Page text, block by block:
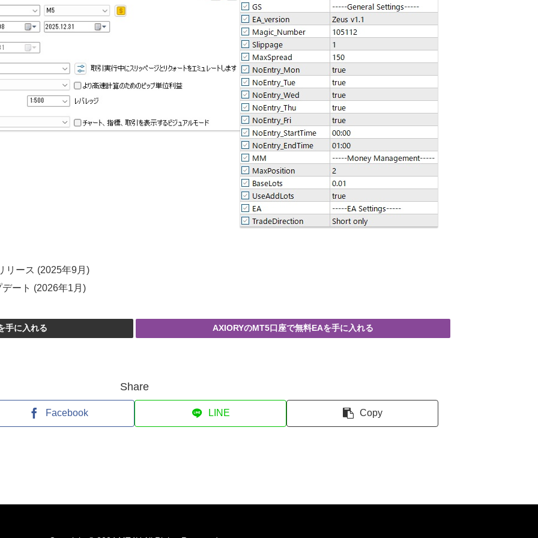
リース (2025年9月)
ート (2026年1月)
手に入れる AXIORYのMT5口座で無料EAを手に入れる
Share
Facebook LINE Copy